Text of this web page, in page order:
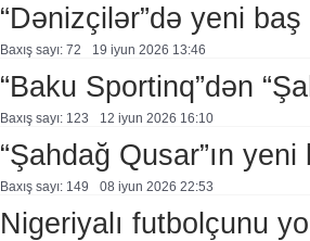
“Dənizçilər”də yeni
Baxış sayı: 72 19 i̇yun 2026 13:46
“Baku Sportinq”dən
Baxış sayı: 123 12 i̇yun 2026 16:10
“Şahdağ Qusar”ın
Baxış sayı: 149 08 i̇yun 2026 22:53
Nigeriyalı futbolçunu